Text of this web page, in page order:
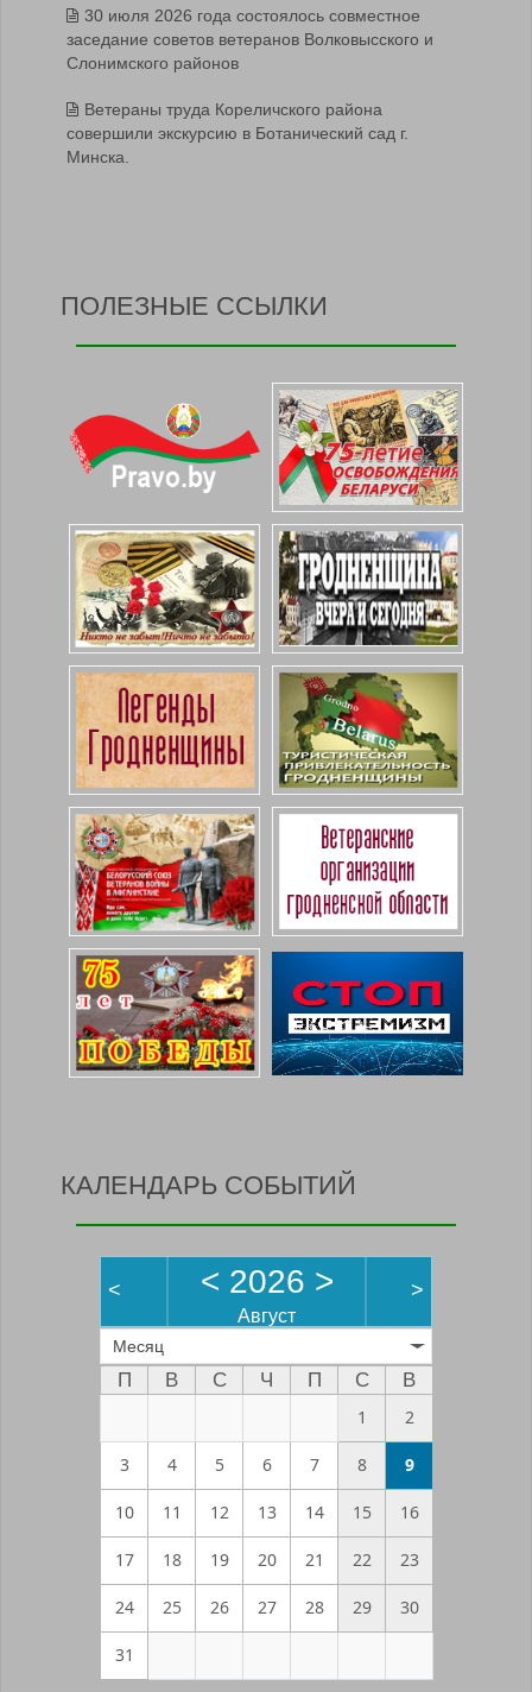
30 июля 2026 года состоялось совместное
заседание советов ветеранов Волковысского и
Слонимского районов
Ветераны труда Кореличского района
совершили экскурсию в Ботанический сад г.
Минска.
ПОЛЕЗНЫЕ ССЫЛКИ
КАЛЕНДАРЬ СОБЫТИЙ
< < 2026 >
Август
>
Месяц
П В С Ч П С
В
1
2
3 4 5 6 7 8 9
10 11 12 13 14 15 16
17 18 19 20 21 22 23
24 25 26 27 28 29 30
31